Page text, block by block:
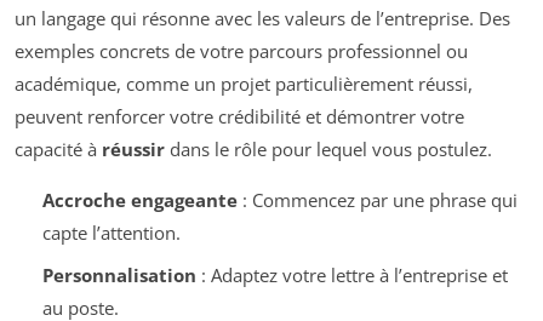
un langage qui résonne avec les valeurs de l’entreprise. Des
exemples concrets de votre parcours professionnel ou
académique, comme un projet particulièrement réussi,
peuvent renforcer votre crédibilité et démontrer votre
capacité à réussir dans le rôle pour lequel vous postulez.
Accroche engageante: Commencez par une phrase qui
capte l’attention.
Personnalisation : Adaptez votre lettre à l’entreprise et
au poste.